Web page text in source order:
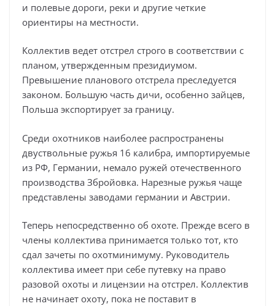
и полевые дороги, реки и другие четкие
ориентиры на местности.
Коллектив ведет отстрел строго в соответствии с
планом, утвержденным президиумом.
Превышение планового отстрела преследуется
законом. Большую часть дичи, особенно зайцев,
Польша экспортирует за границу.
Среди охотников наиболее распространены
двуствольные ружья 16 калибра, импортируемые
из РФ, Германии, немало ружей отечественного
производства Збройовка. Нарезные ружья чаще
представлены заводами германии и Австрии.
Теперь непосредственно об охоте. Прежде всего в
члены коллектива принимается только тот, кто
сдал зачеты по охотминимуму. Руководитель
коллектива имеет при себе путевку на право
разовой охоты и лицензии на отстрел. Коллектив
не начинает охоту, пока не поставит в